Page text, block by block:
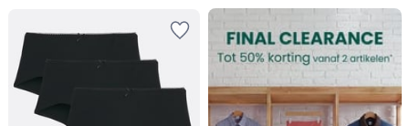
FINAL
CLEARANCE